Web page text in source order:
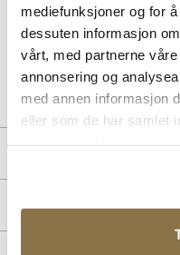
mediefunksjoner og for
dessuten informasjon
vårt, med partnerne
annonsering og
med annen informasjon
eller som de har samlet
klassisker som passer godt
et moderne løft.
Art. nr36267020
Lev. art. nr26V1196
For:Skinn
Merke